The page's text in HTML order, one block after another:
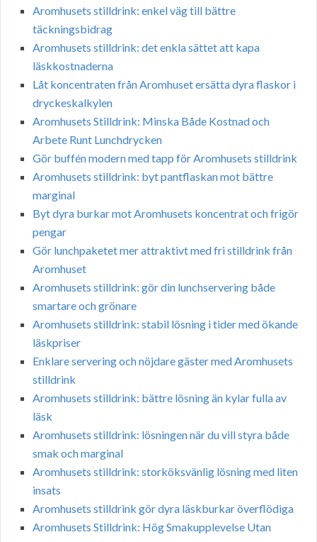
Aromhusets stilldrink: enkel väg till bättre
täckningsbidrag
Aromhusets stilldrink: det enkla sättet att kapa
läskkostnaderna
Låt koncentraten från Aromhuset ersätta dyra flaskor i
dryckeskalkylen
Aromhusets Stilldrink: Minska Både Kostnad och
Arbete Runt Lunchdrycken
Gör buffén modern med tapp för Aromhusets stilldrink
Aromhusets stilldrink: byt pantflaskan mot bättre
marginal
Byt dyra burkar mot Aromhusets koncentrat och frigör
pengar
Gör lunchpaketet mer attraktivt med fri stilldrink från
Aromhuset
Aromhusets stilldrink: gör din lunchservering både
smartare och grönare
Aromhusets stilldrink: stabil lösning i tider med ökande
läskpriser
Enklare servering och nöjdare gäster med Aromhusets
stilldrink
Aromhusets stilldrink: bättre lösning än kylar fulla av
läsk
Aromhusets stilldrink: lösningen när du vill styra både
smak och marginal
Aromhusets stilldrink: storköksvänlig lösning med liten
insats
Aromhusets stilldrink gör dyra läskburkar överflödiga
Aromhusets Stilldrink: Hög Smakupplevelse Utan